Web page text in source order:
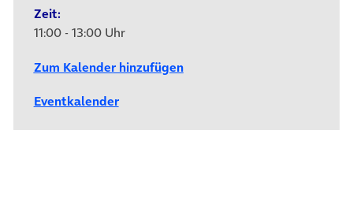
Zeit:
11:00 - 13:00 Uhr
Zum Kalender hinzufügen
Eventkalender